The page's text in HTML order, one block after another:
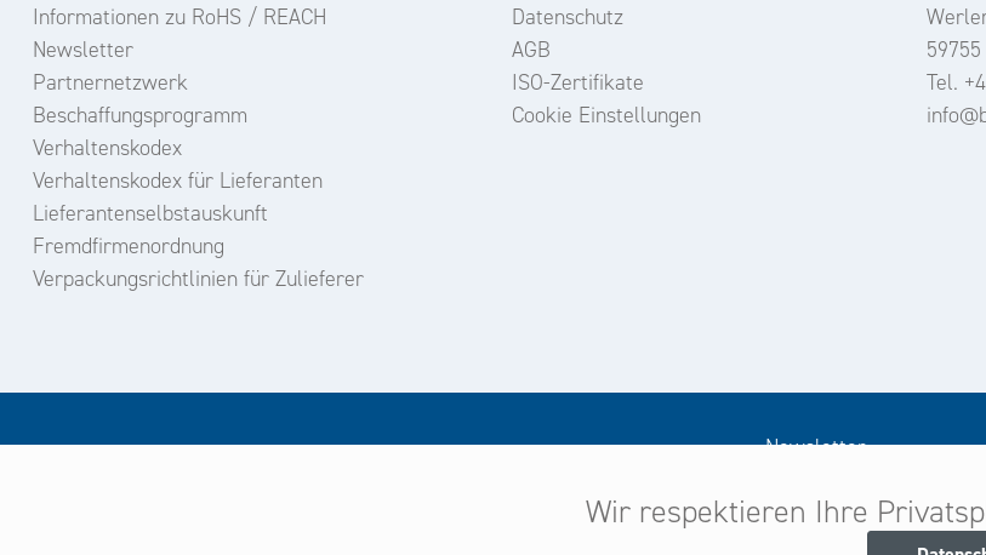
Informationen zu RoHS / REACH
Newsletter
Partnernetzwerk
Beschaffungsprogramm
Verhaltenskodex
Verhaltenskodex für Lieferanten
Lieferantenselbstauskunft
Fremdfirmenordnung
Verpackungsrichtlinien für Zulieferer
Datenschutz
AGB
ISO-Zertifikate
Cookie Einstellungen
Tel.
Newsletter
Melden Sie sich jetzt zu unserem
Wir respektieren Ihre